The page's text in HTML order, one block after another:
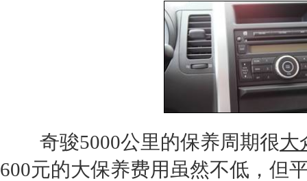
奇骏5000公里的保养周期很大
600元的大保养费用虽然不低，但